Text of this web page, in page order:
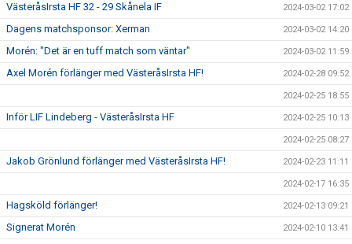
VästeråsIrsta HF 32 - 29 Skånela IF 2024-03-02 17:02
Dagens matchsponsor: Xerman 2024-03-02 14:20
Morén: "Det är en tuff match som väntar" 2024-03-02 11:59
Axel Morén förlänger med VästeråsIrsta HF! 2024-02-28 09:52
2024-02-25 18:55
Inför LIF Lindeberg - VästeråsIrsta HF 2024-02-25 10:13
2024-02-25 08:27
Jakob Grönlund förlänger med VästeråsIrsta HF! 2024-02-23 11:11
2024-02-17 16:35
Hagsköld förlänger! 2024-02-13 09:21
Signerat Morén 2024-02-10 13:41